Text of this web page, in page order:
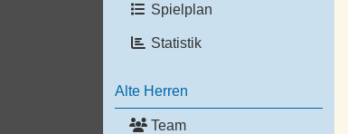
Spielplan
Statistik
Alte Herren
Team